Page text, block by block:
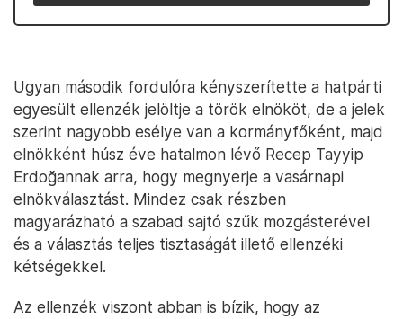
Ugyan második fordulóra kényszerítette a hatpárti
egyesült ellenzék jelöltje a török elnököt, de a jelek
szerint nagyobb esélye van a kormányfőként, majd
elnökként húsz éve hatalmon lévő Recep Tayyip
Erdoğannak arra, hogy megnyerje a vasárnapi
elnökválasztást. Mindez csak részben
magyarázható a szabad sajtó szűk mozgásterével
és a választás teljes tisztaságát illető ellenzéki
kétségekkel.
Az ellenzék viszont abban is bízik, hogy az